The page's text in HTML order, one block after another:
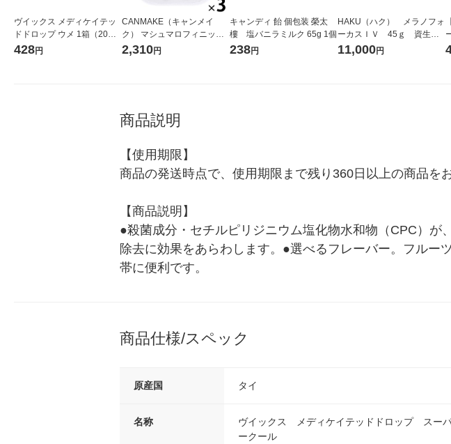
ヴイックス メディケイテッ
ドドロップ ウメ 1箱（20個
入） 大正製薬 のど飴 ヴィッ
428円
CANMAKE（キャンメイ
ク） マシュマロフィニッシ
ュパウダー リフィル MB
2,310円
キャンディ 飴 個包装 榮太
樓 塩バニラミルク 65g 1個
238円
HAKU（ハク） メラノフォ
ーカスＩＶ 45ｇ 資生
堂 おまけ付き
11,000円
商品説明
【使用期限】
商品の発送時点で、使用期限まで残り360日以上の商品を
【商品説明】
●殺菌成分・セチルピリジニウム塩化物水和物（CPC）
除去に効果をあらわします。●選べるフレーバー。フル
帯に便利です。
商品仕様/スペック
原産国 タイ
名称
ヴイックス メディケイテッドドロップ スー
ークール